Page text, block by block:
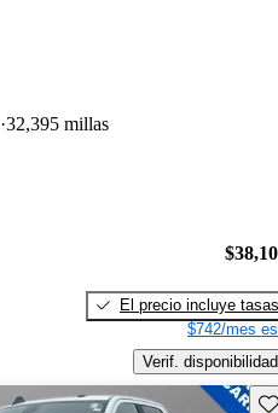
32,395 millas
El precio incluye tasas
$742/mes
Verif. disponibilidad